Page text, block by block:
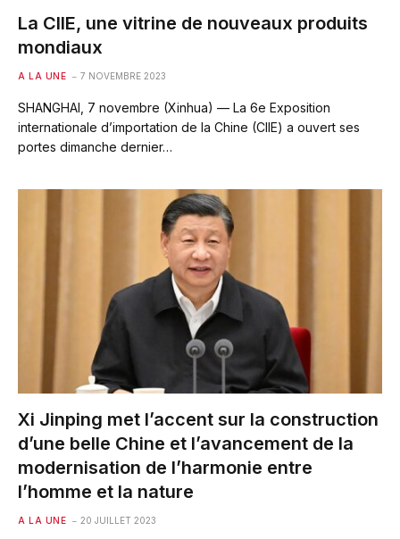
La CIIE, une vitrine de nouveaux produits
mondiaux
A LA UNE 7 NOVEMBRE 2023
SHANGHAI, 7 novembre (Xinhua) — La 6e Exposition
internationale d’importation de la Chine (CIIE) a ouvert ses
portes dimanche dernier…
Xi Jinping met l’accent sur la construction
d’une belle Chine et l’avancement de la
modernisation de l’harmonie entre
l’homme et la nature
A LA UNE 20 JUILLET 2023